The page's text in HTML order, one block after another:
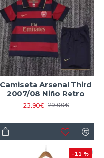
Camiseta Arsenal Third
2007/08 Niño Retro
23.90€ 29.00€
-11 %